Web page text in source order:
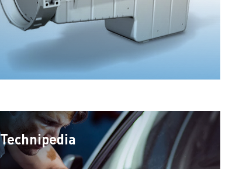
Technipedia